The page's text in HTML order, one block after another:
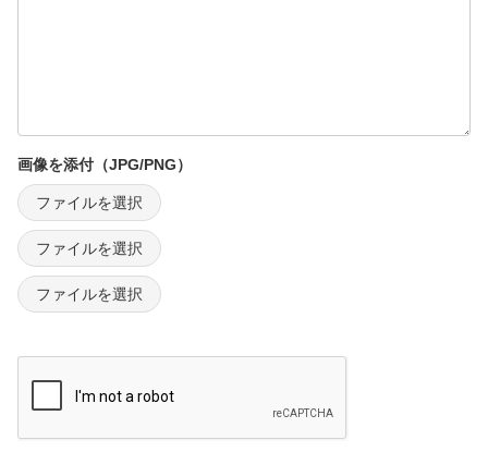
画像を添付（JPG/PNG）
ファイルを選択
ファイルを選択
ファイルを選択